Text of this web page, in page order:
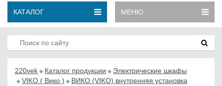
КАТАЛОГ МЕНЮ
220vek Каталог продукции
Электрические шкафы
VIKO ( Вико )
ВИКО (VIKO) внутренняя установка